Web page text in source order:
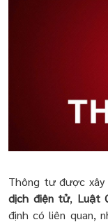
Thông tư được
dịch điện tử, Luật
định có liên quan,